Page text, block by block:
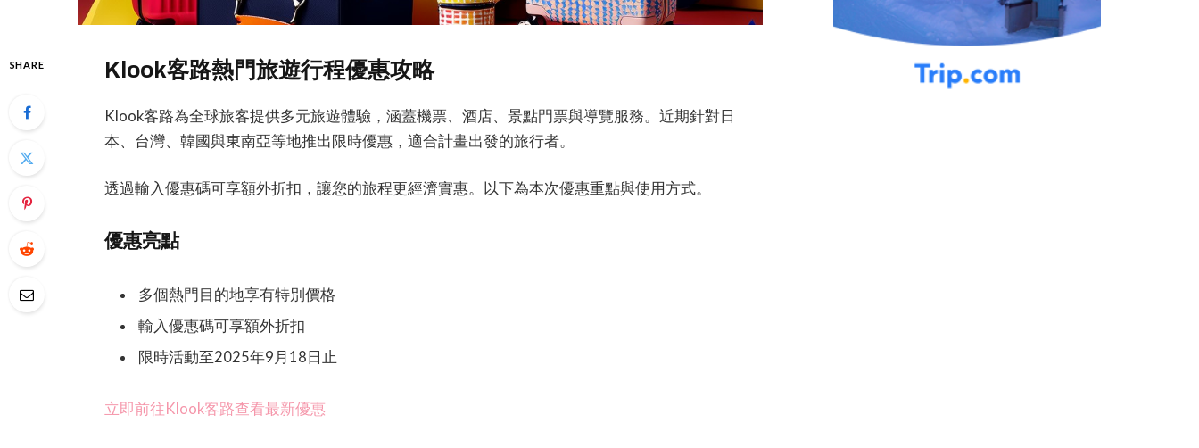
SHARE Klook客路熱門旅遊行程優惠攻略
Klook客路為全球旅客提供多元旅遊體驗，涵蓋機票、酒店、景點門票與導覽服務。近期針對日
本、台灣、韓國與東南亞等地推出限時優惠，適合計畫出發的旅行者。
透過輸入優惠碼可享額外折扣，讓您的旅程更經濟實惠。以下為本次優惠重點與使用方式。
優惠亮點
多個熱門目的地享有特別價格
輸入優惠碼可享額外折扣
限時活動至2025年9月18日止
立即前往Klook客路查看最新優惠